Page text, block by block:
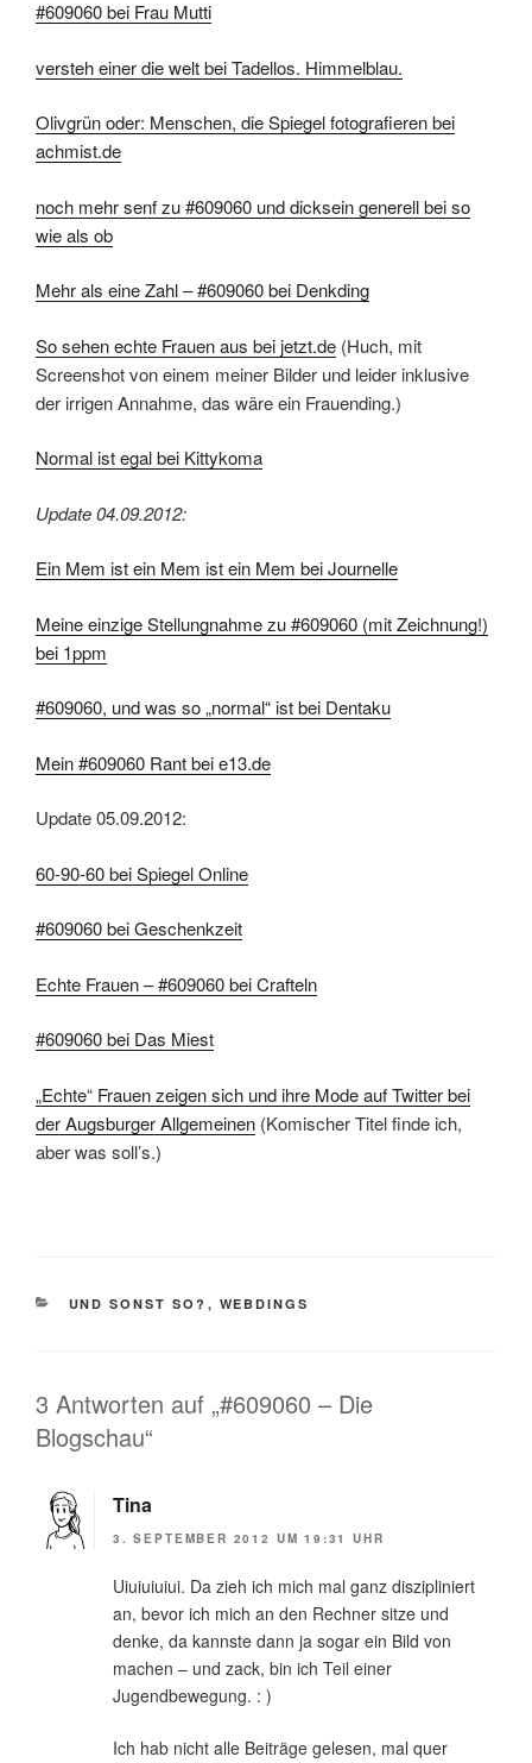
#609060 bei Frau Mutti
versteh einer die welt bei Tadellos. Himmelblau.
Olivgrün oder: Menschen, die Spiegel fotografieren bei
achmist.de
noch mehr senf zu #609060 und dicksein generell bei so
wie als ob
Mehr als eine Zahl – #609060 bei Denkding
So sehen echte Frauen aus bei jetzt.de (Huch, mit
Screenshot von einem meiner Bilder und leider inklusive
der irrigen Annahme, das wäre ein Frauending.)
Normal ist egal bei Kittykoma
Update 04.09.2012:
Ein Mem ist ein Mem ist ein Mem bei Journelle
Meine einzige Stellungnahme zu #609060 (mit Zeichnung!)
bei 1ppm
#609060, und was so „normal“ ist bei Dentaku
Mein #609060 Rant bei e13.de
Update 05.09.2012:
60-90-60 bei Spiegel Online
#609060 bei Geschenkzeit
Echte Frauen – #609060 bei Crafteln
#609060 bei Das Miest
„Echte“ Frauen zeigen sich und ihre Mode auf Twitter bei
der Augsburger Allgemeinen (Komischer Titel finde ich,
aber was soll’s.)
KATEGORIEN
UND SONST SO? , WEBDINGS
3 Antworten auf „#609060 – Die
Blogschau“
Tina
3. SEPTEMBER 2012 UM 19:31 UHR
Uiuiuiuiui. Da zieh ich mich mal ganz diszipliniert
an, bevor ich mich an den Rechner sitze und
denke, da kannste dann ja sogar ein Bild von
machen – und zack, bin ich Teil einer
Jugendbewegung. : )
Ich hab nicht alle Beiträge gelesen, mal quer